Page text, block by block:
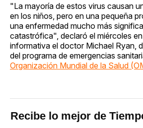
"La mayoría de estos virus causan
en los niños, pero en una pequeña
una enfermedad mucho más
catastrófica", declaró el miércoles
informativa el doctor Michael Ryan,
del programa de emergencias
Organización Mundial de la Salud
Recibe lo mejor de